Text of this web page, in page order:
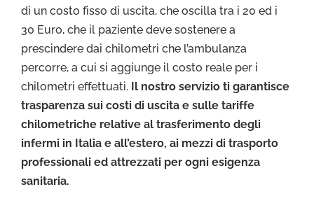
di un costo fisso di uscita, che oscilla tra i 20 ed i
30 Euro, che il paziente deve sostenere a
prescindere dai chilometri che l’ambulanza
percorre, a cui si aggiunge il costo reale per i
chilometri effettuati. Il nostro servizio ti garantisce
trasparenza sui costi di uscita e sulle tariffe
chilometriche relative al trasferimento degli
infermi in Italia e all’estero, ai mezzi di trasporto
professionali ed attrezzati per ogni esigenza
sanitaria.